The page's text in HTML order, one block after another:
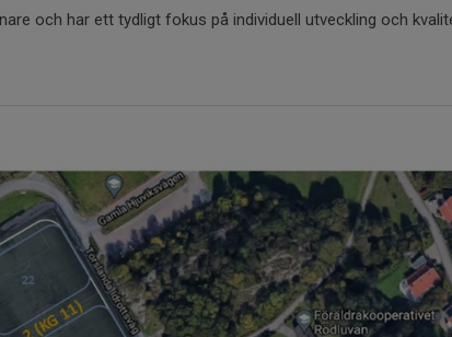
och har ett tydligt fokus på individuell utveckling och